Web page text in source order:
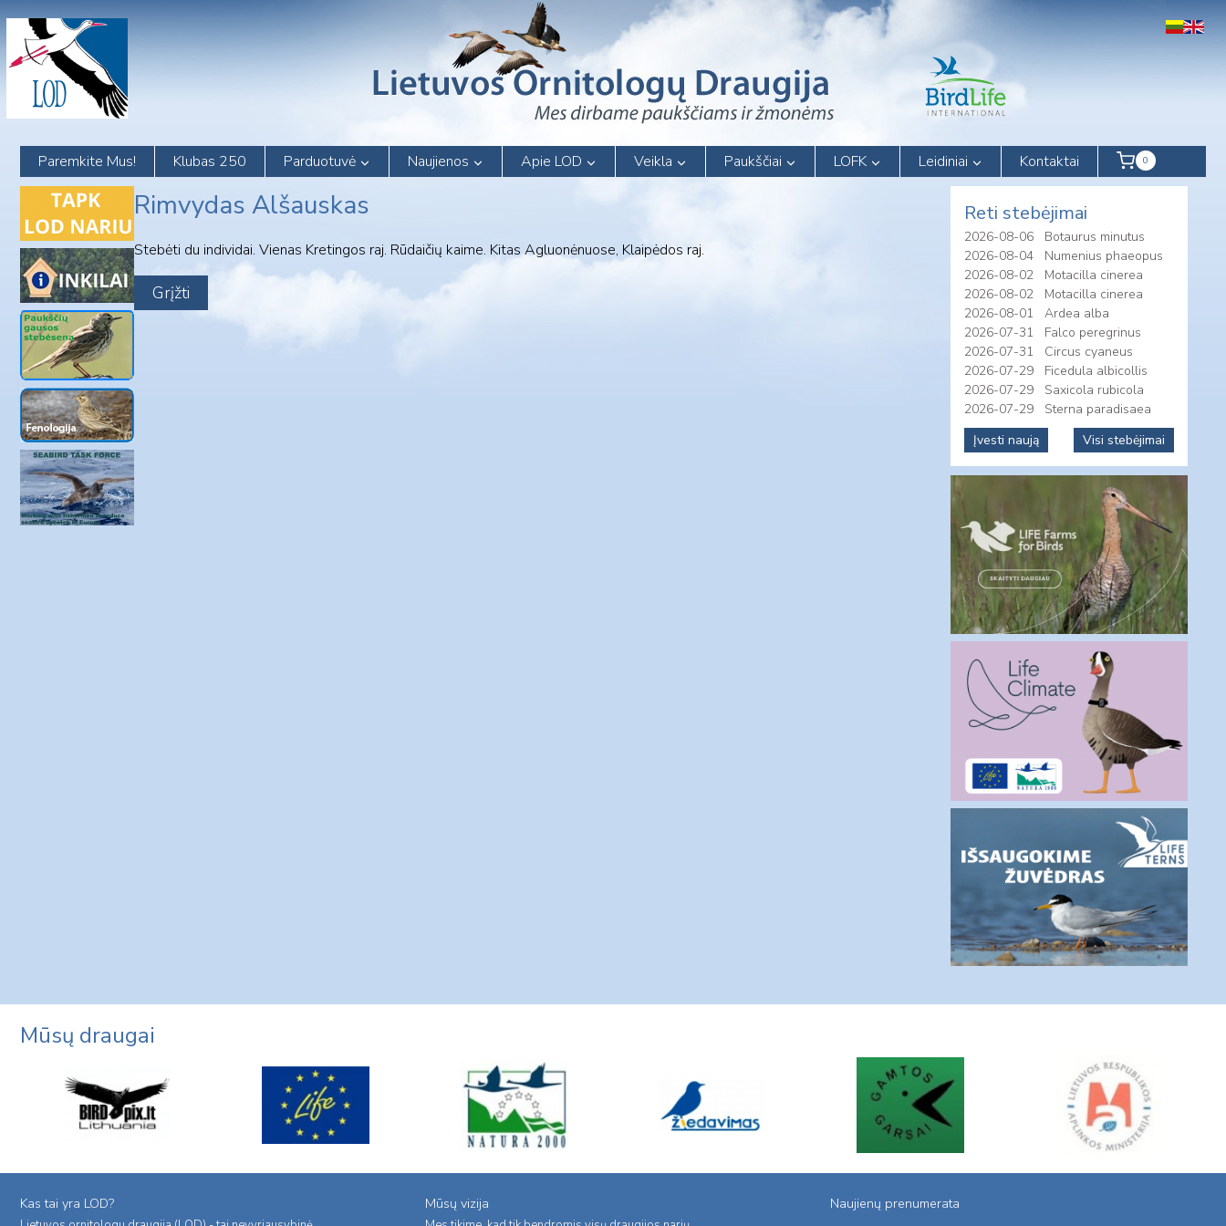
content
Paremkite Mus! Klubas 250 Parduotuvė Naujienos Apie LOD Veikla Paukščiai LOFK Leidiniai Kontaktai 0
Rimvydas Alšauskas
Stebėti du individai. Vienas Kretingos raj. Rūdaičių kaime. Kitas Agluonėnuose, Klaipėdos raj.
Reti stebėjimai
2026-08-06
Botaurus minutus
2026-08-04
Numenius phaeopus
2026-08-02
Motacilla cinerea
2026-08-02
Motacilla cinerea
2026-08-01
Ardea alba
2026-07-31
Falco peregrinus
2026-07-31
Circus cyaneus
2026-07-29
Ficedula albicollis
2026-07-29
Saxicola rubicola
2026-07-29
Sterna paradisaea
Įvesti naują
Visi stebėjimai
Mūsų draugai
Kas tai yra LOD? Mūsų vizija Naujienų prenumerata